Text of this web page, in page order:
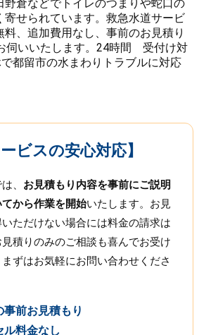
野倉などでトイレのつまりや蛇口の
寄せられています。救急水道サービ
、追加費用なし、事前のお見積り
伺いいたします。24時間 受付け対
都留市の水まわりトラブルに対応
ビスの安心対応】
、 お見積もり内容を事前にご説明
から作業を開始いたします。お見
ただけない場合には料金の請求は
積りのみのご相談も喜んでお受け
ずはお気軽にお問い合わせくださ
事前お見積もり
ル料金なし